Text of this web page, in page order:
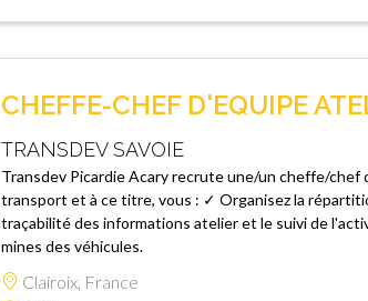
CHEFFE-CHEF D'EQUIPE
TRANSDEV SAVOIE
Transdev Picardie Acary recrute une/un cheffe/
transport et à ce titre, vous : ✓ Organisez la
traçabilité des informations atelier et le suivi de
mines des véhicules.
Clairoix, France